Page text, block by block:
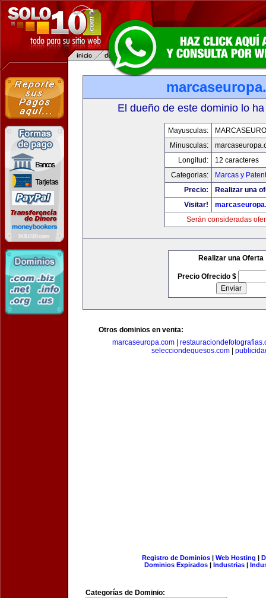
El dueño de este dominio lo
Mayusculas:
Minusculas:
Longitud:
12 caracteres
Categorias:
Marcas y
Precio:
Realizar una
Visitar!
Serán consideradas
Realizar una Oferta
Precio Ofrecido $
Otros dominios en venta:
marcaseuropa.com|
selecciondequesos.com|
Registro de Dominios| Web Hosting |
Dominios Expirados | Industrias |
Categorías de Dominio: